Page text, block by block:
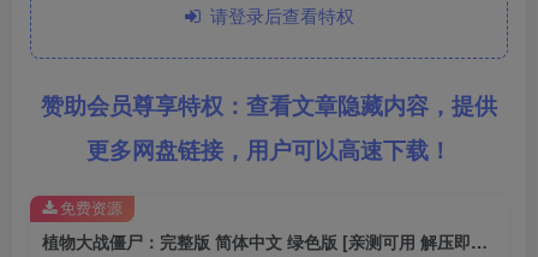
请登录后查看特权
赞助会员尊享特权：查看文章隐藏内容，提供
更多网盘链接，用户可以高速下载！
植物大战僵尸：完整版 简体中文 绿色版 [亲测可用 解压即玩]【39.7MB】
免费资源